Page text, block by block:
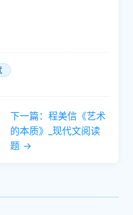
下一篇：程美信《艺术
的本质》_现代文阅读
题 →